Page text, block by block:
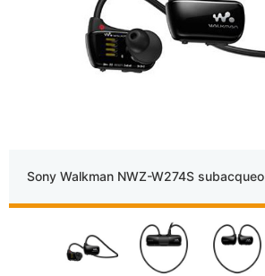
Sony Walkman NWZ-W274S subacqueo